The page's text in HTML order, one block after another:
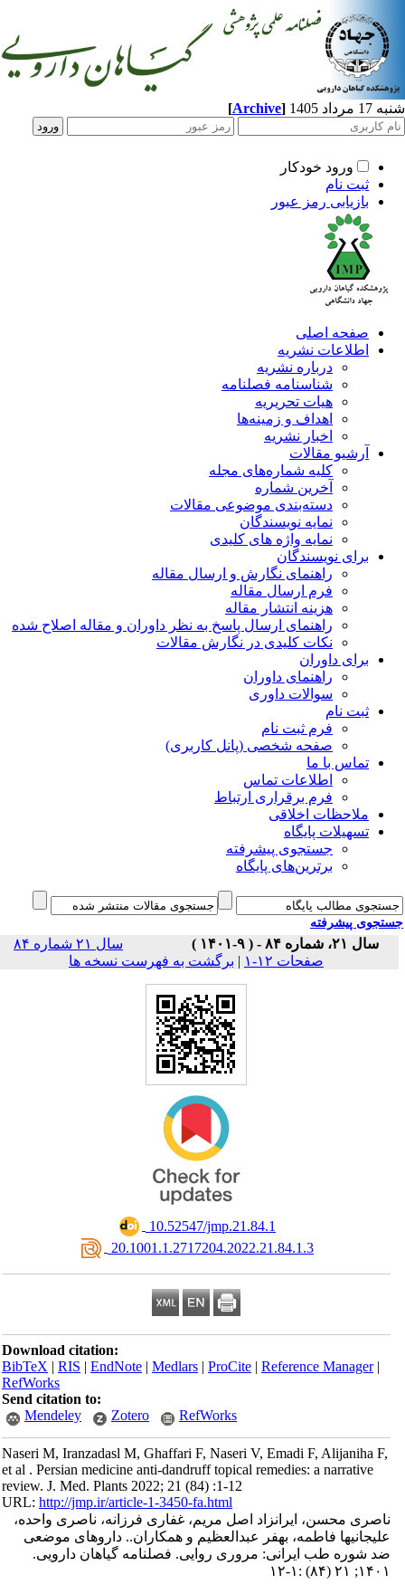
1405
[Archive]
ورود خودکار
ثبت نام
بازیابی رمز عبور
صفحه اصلی
اطلاعات نشریه
درباره نشریه
شناسنامه فصلنامه
هیات تحریریه
اهداف و زمینه‌ها
اخبار نشریه
آرشیو مقالات
کلیه شماره‌های مجله
آخرین شماره
دسته‌بندی موضوعی مقالات
نمایه نویسندگان
نمایه واژه های کلیدی
برای نویسندگان
راهنمای نگارش و ارسال مقاله
فرم ارسال مقاله
هزینه انتشار مقاله
راهنمای ارسال پاسخ به نظر داوران و مقاله اصلاح شده
نکات کلیدی در نگارش مقالات
برای داوران
راهنمای داوران
سوالات داوری
ثبت نام
فرم ثبت نام
صفحه شخصی (پانل کاربری)
تماس با ما
اطلاعات تماس
فرم برقراری ارتباط
ملاحظات اخلاقی
تسهیلات پایگاه
جستجوی پیشرفته
برترین‌های پایگاه
پیشرفته
سال ۲۱، شماره ۸۴ - ( ۹-۱۴۰۱ )
سال ۲۱ شماره ۸۴
صفحات ۱۲-۱
|برگشت به فهرست نسخه ها
‎ 10.52547/jmp.21.84.1
‎ 20.1001.1.2717204.2022.21.84.1.3
Download citation:
BibTeX|RIS|EndNote|Medlars|ProCite|Reference Manager
RefWorks
Send citation to:
Mendeley
Zotero RefWorks
Naseri M, Iranzadasl M, Ghaffari F, Naseri V, Emadi F, Alijaniha
et al . Persian medicine anti-dandruff topical remedies: a narrative
review. J. Med. Plants 2022; 21 (84) :1-12
URL:http://jmp.ir/article-1-3450-fa.html
محسن، ایرانزاد اصل مریم، غفاری فرزانه، ناصری واحده،
فاطمه، بهفر عبدالعظیم و همکاران.. داروهای موضعی
شوره طب ایرانی: مروری روایی. فصلنامه گياهان دارویی.
(۸۴) :۱-۱۲